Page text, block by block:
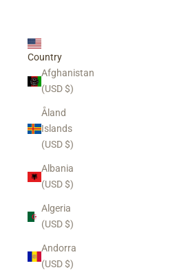
Country
Afghanistan
(USD $)
Åland
Islands
(USD $)
Albania
(USD $)
Algeria
(USD $)
Andorra
(USD $)